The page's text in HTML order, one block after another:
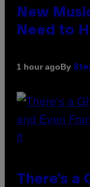
New
Need to
1 hour agoBy
There’s a